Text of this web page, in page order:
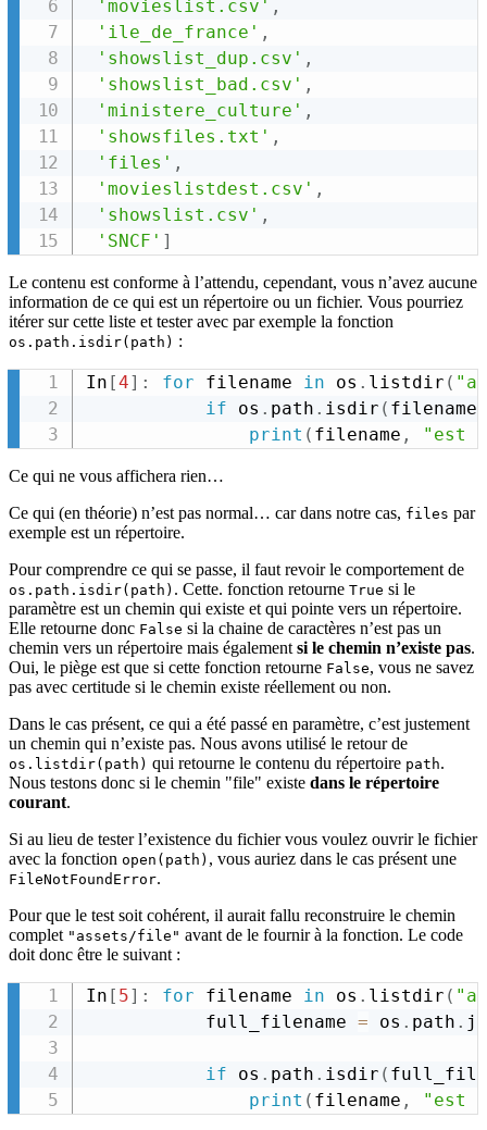
'movieslist.csv' ,
'ile_de_france' ,
'showslist_dup.csv' ,
'showslist_bad.csv' ,
'ministere_culture' ,
'showsfiles.txt' ,
'files' ,
'movieslistdest.csv' ,
'showslist.csv' ,
'SNCF' ]
Le contenu est conforme à l’attendu, cependant, vous n’avez aucune
information de ce qui est un répertoire ou un fichier. Vous pourriez
itérer sur cette liste et tester avec par exemple la fonction
os.path.isdir(path) :
In [4] : for filename in os . listdir (
if os . path . isdir ( filename
print ( filename , "est
Ce qui ne vous affichera rien…
Ce qui (en théorie) n’est pas normal… car dans notre cas, files par
exemple est un répertoire.
Pour comprendre ce qui se passe, il faut revoir le comportement de
os.path.isdir(path) . Cette. fonction retourne True si le
paramètre est un chemin qui existe et qui pointe vers un répertoire.
Elle retourne donc False si la chaine de caractères n’est pas un
chemin vers un répertoire mais également si le chemin n’existe pas.
Oui, le piège est que si cette fonction retourne False, vous ne savez
pas avec certitude si le chemin existe réellement ou non.
Dans le cas présent, ce qui a été passé en paramètre, c’est justement
un chemin qui n’existe pas. Nous avons utilisé le retour de
os.listdir(path) qui retourne le contenu du répertoire path.
Nous testons donc si le chemin "file" existe dans le répertoire
courant.
Si au lieu de tester l’existence du fichier vous voulez ouvrir le fichier
avec la fonction open(path) , vous auriez dans le cas présent une
FileNotFoundError.
Pour que le test soit cohérent, il aurait fallu reconstruire le chemin
complet "assets/file" avant de le fournir à la fonction. Le code
doit donc être le suivant :
In [ 5] : for filename in os . listdir (
           full_filename
= os . path .
if os . path . isdir (
print ( filename , "est